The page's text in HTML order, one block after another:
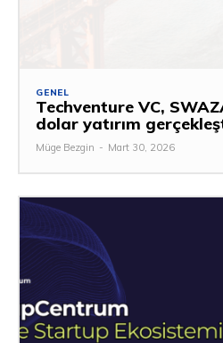
GENEL
Techventure VC,
dolar yatırım
Müge Bezgin - Mart 30, 2026